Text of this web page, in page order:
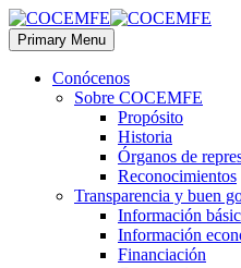
Primary Menu
Conócenos
Sobre COCEMFE
Propósito
Historia
Órganos de
Reconocimientos
Transparencia y buen
Información
Información
Financiación